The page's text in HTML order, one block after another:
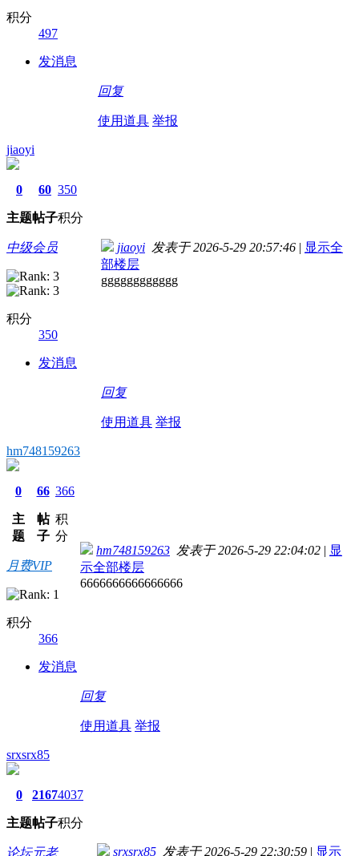
积分
497
发消息
回复
使用道具 举报
jiaoyi
0
主题
60
帖子
350
积分
中级会员
积分
350
发消息
jiaoyi 发表于 2026-5-29 20:57:46 | 显示全
部楼层
gggggggggggg
回复
使用道具 举报
hm748159263
0
主
题
66
帖
子
366
积
分
月费VIP
积分
366
发消息
hm748159263 发表于 2026-5-29 22:04:02 | 显
示全部楼层
6666666666666666
回复
使用道具 举报
srxsrx85
0
主题
2167
帖子
4037
积分
论坛元老 srxsrx85 发表于 2026-5-29 22:30:59 | 显示